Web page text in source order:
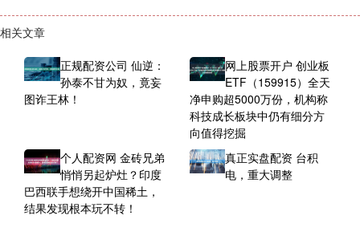
相关文章
正规配资公司 仙逆：
孙泰不甘为奴，竟妄
图诈王林！
网上股票开户 创业板
ETF（159915）全天
净申购超5000万份，机构称
科技成长板块中仍有细分方
向值得挖掘
个人配资网 金砖兄弟
悄悄另起炉灶？印度
巴西联手想绕开中国稀土，
结果发现根本玩不转！
真正实盘配资 台积
电，重大调整